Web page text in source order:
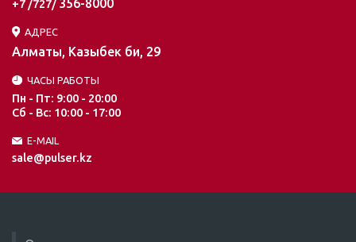
+7 /727/
АДРЕС
Алматы, Казыбек би, 29
ЧАСЫ РАБОТЫ
Пн - Пт: 9:00 - 20:00
Сб - Вс: 10:00 - 17:00
E-MAIL
sale@pulser.kz